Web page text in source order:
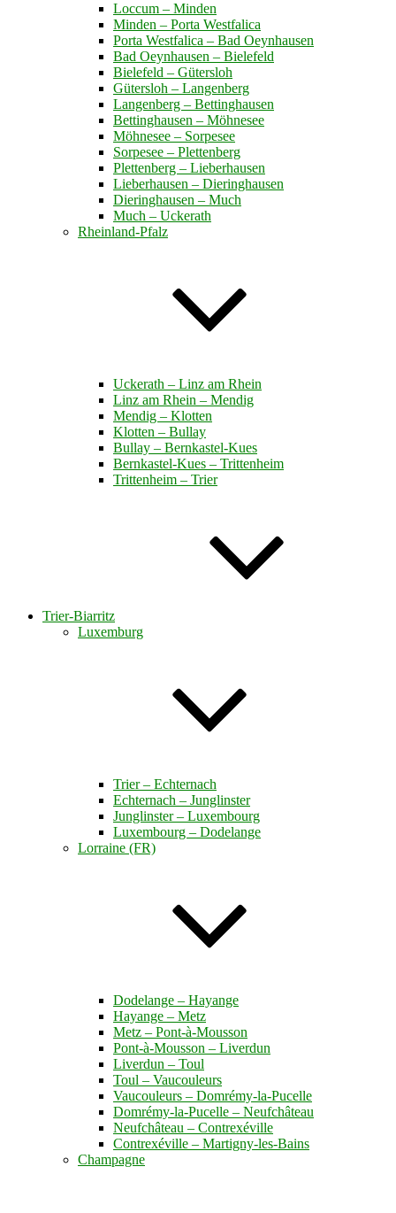
Loccum – Minden
Minden – Porta Westfalica
Porta Westfalica – Bad Oeynhausen
Bad Oeynhausen – Bielefeld
Bielefeld – Gütersloh
Gütersloh – Langenberg
Langenberg – Bettinghausen
Bettinghausen – Möhnesee
Möhnesee – Sorpesee
Sorpesee – Plettenberg
Plettenberg – Lieberhausen
Lieberhausen – Dieringhausen
Dieringhausen – Much
Much – Uckerath
Rheinland-Pfalz
Uckerath – Linz am Rhein
Linz am Rhein – Mendig
Mendig – Klotten
Klotten – Bullay
Bullay – Bernkastel-Kues
Bernkastel-Kues – Trittenheim
Trittenheim – Trier
Trier-Biarritz
Luxemburg
Trier – Echternach
Echternach – Junglinster
Junglinster – Luxembourg
Luxembourg – Dodelange
Lorraine (FR)
Dodelange – Hayange
Hayange – Metz
Metz – Pont-à-Mousson
Pont-à-Mousson – Liverdun
Liverdun – Toul
Toul – Vaucouleurs
Vaucouleurs – Domrémy-la-Pucelle
Domrémy-la-Pucelle – Neufchâteau
Neufchâteau – Contrexéville
Contrexéville – Martigny-les-Bains
Champagne